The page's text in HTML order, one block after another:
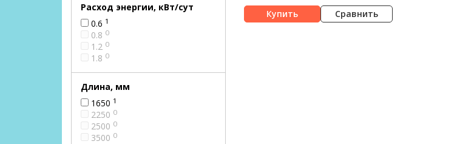
Расход энергии, кВт/сут
0.6 1
0.8 0
1.2 0
1.8 0
Длина, мм
1650 1
2250 0
2500 0
3500 0
Сравнить